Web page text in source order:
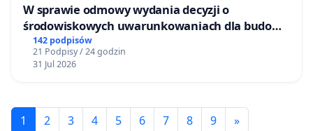
W sprawie odmowy wydania decyzji o
środowiskowych uwarunkowaniach dla budowy
zakładu wytwarzania biometanu „Krynki” w
Ostrowiu Południowym oraz ochrony
mieszkańców i Puszczy Knyszyńskiej
142 podpisów
21 Podpisy / 24 godzin
31 Jul 2026
1 2 3 4 5 6 7 8 9 »